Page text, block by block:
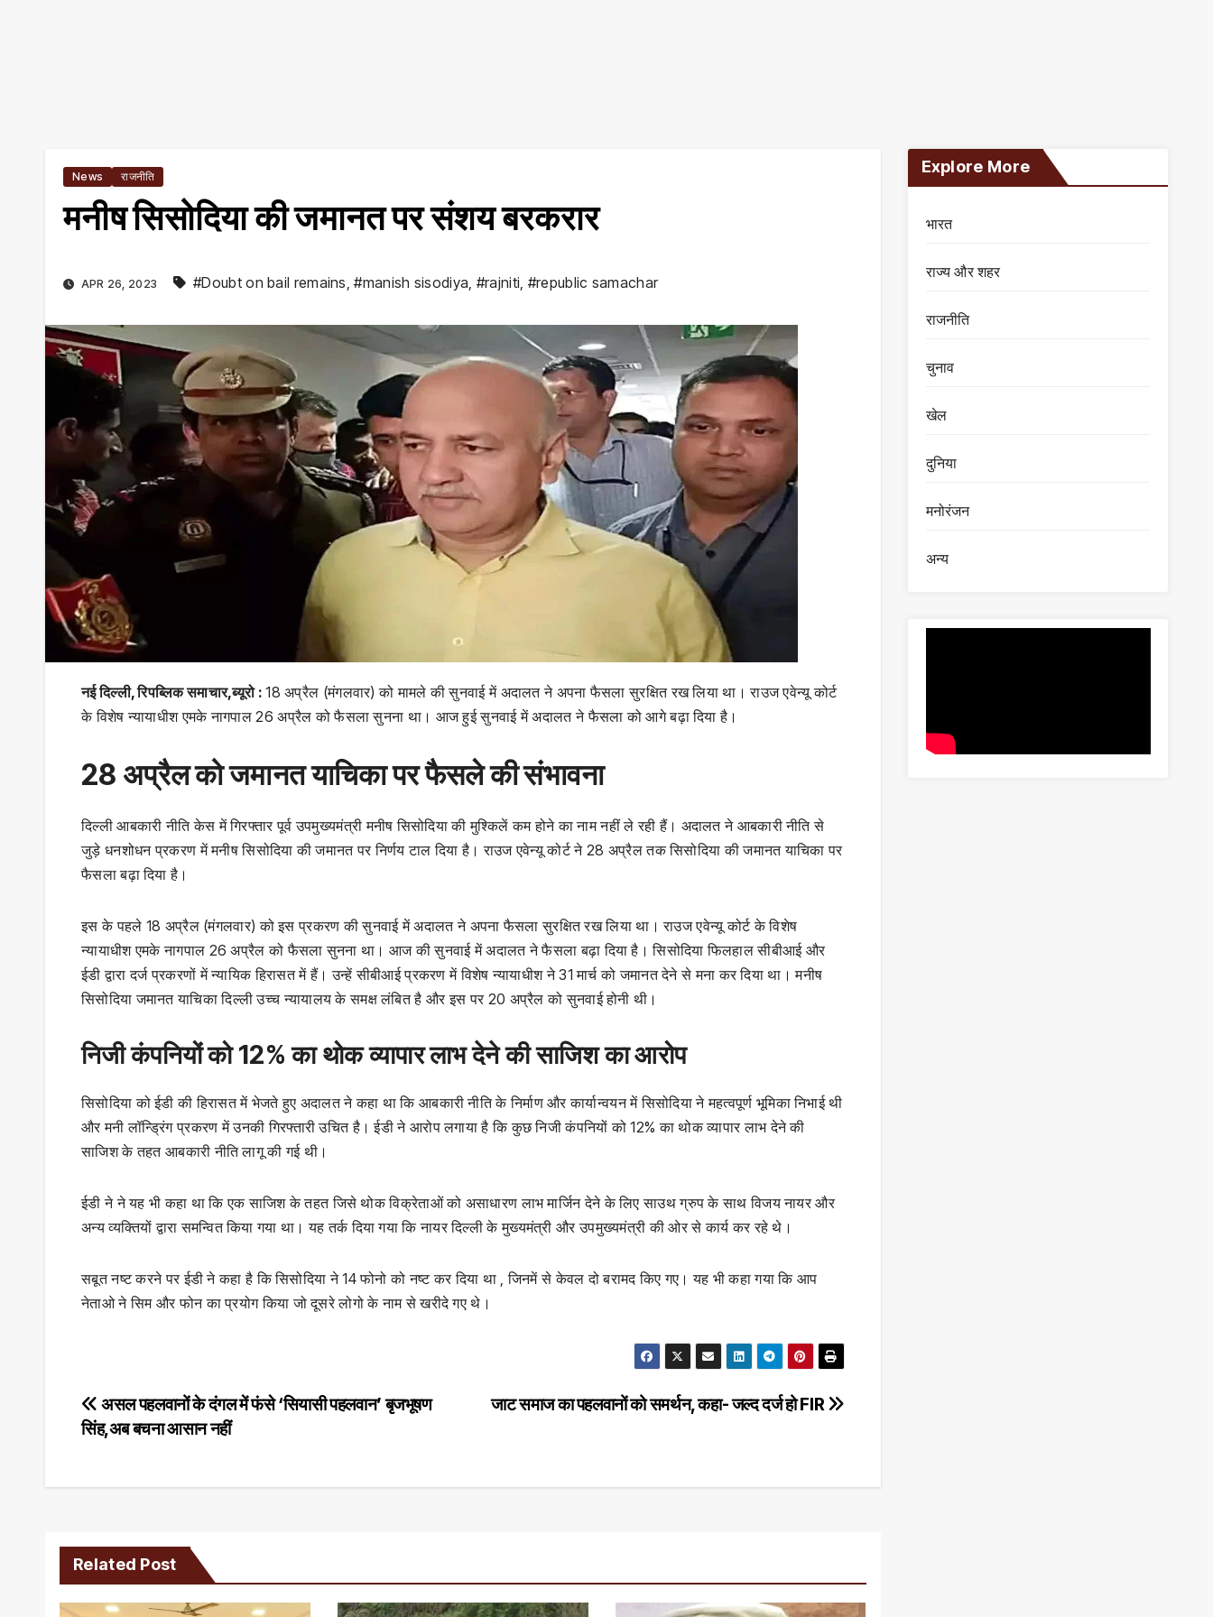
News राजनीति
मनीष सिसोदिया की जमानत पर संशय बरकरार
APR 26, 2023 #Doubt on bail remains,#manish sisodiya, #rajniti, #republic samachar
नई दिल्ली, रिपब्लिक समाचार,ब्यूरो :18 अप्रैल (मंगलवार) को मामले की सुनवाई में अदालत ने अपना फैसला सुरक्षित रख लिया था। राउज एवेन्यू कोर्ट
के विशेष न्यायाधीश एमके नागपाल 26 अप्रैल को फैसला सुनना था। आज हुई सुनवाई में अदालत ने फैसला को आगे बढ़ा दिया है।
28 अप्रैल को जमानत याचिका पर फैसले की संभावना
दिल्ली आबकारी नीति केस में गिरफ्तार पूर्व उपमुख्यमंत्री मनीष सिसोदिया की मुश्किलें कम होने का नाम नहीं ले रही हैं। अदालत ने आबकारी नीति से
जुड़े धनशोधन प्रकरण में मनीष सिसोदिया की जमानत पर निर्णय टाल दिया है। राउज एवेन्यू कोर्ट ने 28 अप्रैल तक सिसोदिया की जमानत याचिका पर
फैसला बढ़ा दिया है।
इस के पहले 18 अप्रैल (मंगलवार) को इस प्रकरण की सुनवाई में अदालत ने अपना फैसला सुरक्षित रख लिया था। राउज एवेन्यू कोर्ट के विशेष
न्यायाधीश एमके नागपाल 26 अप्रैल को फैसला सुनना था। आज की सुनवाई में अदालत ने फैसला बढ़ा दिया है। सिसोदिया फिलहाल सीबीआई और
ईडी द्वारा दर्ज प्रकरणों में न्यायिक हिरासत में हैं। उन्हें सीबीआई प्रकरण में विशेष न्यायाधीश ने 31 मार्च को जमानत देने से मना कर दिया था। मनीष
सिसोदिया जमानत याचिका दिल्ली उच्च न्यायालय के समक्ष लंबित है और इस पर 20 अप्रैल को सुनवाई होनी थी।
निजी कंपनियों को 12% का थोक व्यापार लाभ देने की साजिश का आरोप
सिसोदिया को ईडी की हिरासत में भेजते हुए अदालत ने कहा था कि आबकारी नीति के निर्माण और कार्यान्वयन में सिसोदिया ने महत्वपूर्ण भूमिका निभाई थी
और मनी लॉन्ड्रिंग प्रकरण में उनकी गिरफ्तारी उचित है। ईडी ने आरोप लगाया है कि कुछ निजी कंपनियों को 12% का थोक व्यापार लाभ देने की
साजिश के तहत आबकारी नीति लागू की गई थी।
ईडी ने ने यह भी कहा था कि एक साजिश के तहत जिसे थोक विक्रेताओं को असाधारण लाभ मार्जिन देने के लिए साउथ ग्रुप के साथ विजय नायर और
अन्य व्यक्तियों द्वारा समन्वित किया गया था। यह तर्क दिया गया कि नायर दिल्ली के मुख्यमंत्री और उपमुख्यमंत्री की ओर से कार्य कर रहे थे।
सबूत नष्ट करने पर ईडी ने कहा है कि सिसोदिया ने 14 फोनो को नष्ट कर दिया था , जिनमें से केवल दो बरामद किए गए। यह भी कहा गया कि आप
नेताओ ने सिम और फोन का प्रयोग किया जो दूसरे लोगो के नाम से खरीदे गए थे।
Post
navigation
जाट समाज का पहलवानों को समर्थन, कहा- जल्द दर्ज हो FIR
असल पहलवानों के दंगल में फंसे ‘सियासी पहलवान’ बृजभूषण
सिंह,अब बचना आसान नहीं
Related Post
Explore More
भारत
राज्य और शहर
राजनीति
चुनाव
खेल
दुनिया
मनोरंजन
अन्य